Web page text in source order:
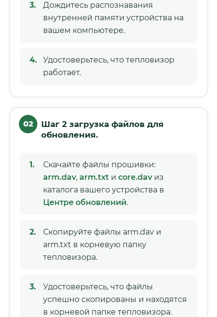
Дождитесь распознавания
внутренней памяти устройства на
вашем компьютере.
Удостоверьтесь, что тепловизор
работает.
02
Шаг 2 загрузка файлов для
обновления.
Скачайте файлы прошивки:
arm.dav, arm.txt и core.davиз
каталога вашего устройства в
Центре обновлений.
Скопируйте файлы arm.dav и
arm.txt в корневую папку
тепловизора.
Удостоверьтесь, что файлы
успешно скопированы и находятся
в корневой папке тепловизора.